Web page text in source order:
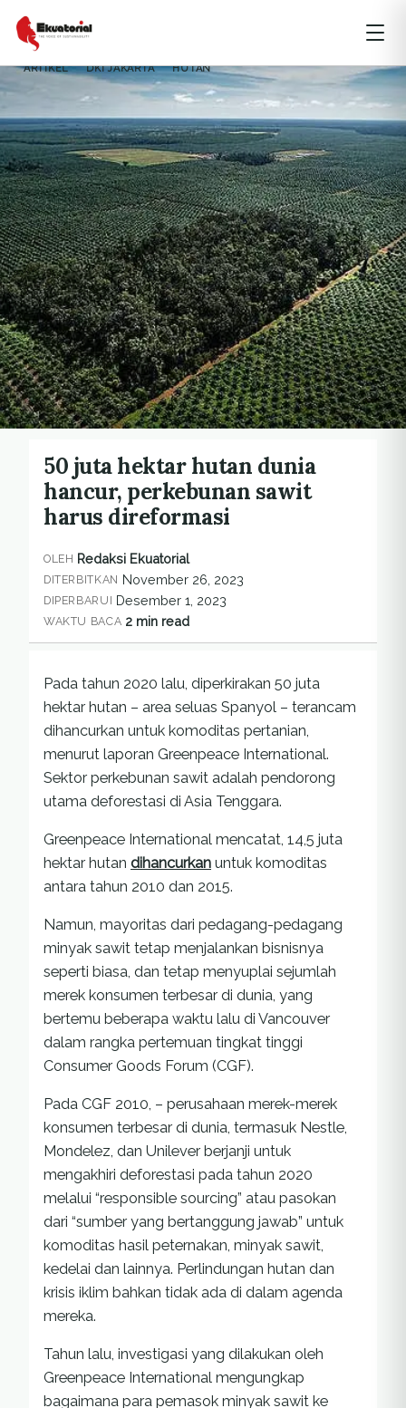
ARTIKEL DKI JAKARTA HUTAN
50 juta hektar hutan dunia
hancur, perkebunan sawit
harus direformasi
OLEH Redaksi Ekuatorial
DITERBITKAN November 26, 2023
DIPERBARUI Desember 1, 2023
WAKTU BACA 2 min read
Pada tahun 2020 lalu, diperkirakan 50 juta
hektar hutan – area seluas Spanyol – terancam
dihancurkan untuk komoditas pertanian,
menurut laporan Greenpeace International.
Sektor perkebunan sawit adalah pendorong
utama deforestasi di Asia Tenggara.
Greenpeace International mencatat, 14,5 juta
hektar hutan dihancurkan untuk komoditas
antara tahun 2010 dan 2015.
Namun, mayoritas dari pedagang-pedagang
minyak sawit tetap menjalankan bisnisnya
seperti biasa, dan tetap menyuplai sejumlah
merek konsumen terbesar di dunia, yang
bertemu beberapa waktu lalu di Vancouver
dalam rangka pertemuan tingkat tinggi
Consumer Goods Forum (CGF).
Pada CGF 2010, – perusahaan merek-merek
konsumen terbesar di dunia, termasuk Nestle,
Mondelez, dan Unilever berjanji untuk
mengakhiri deforestasi pada tahun 2020
melalui “responsible sourcing” atau pasokan
dari “sumber yang bertanggung jawab” untuk
komoditas hasil peternakan, minyak sawit,
kedelai dan lainnya. Perlindungan hutan dan
krisis iklim bahkan tidak ada di dalam agenda
mereka.
Tahun lalu, investigasi yang dilakukan oleh
Greenpeace International mengungkap
bagaimana para pemasok minyak sawit ke